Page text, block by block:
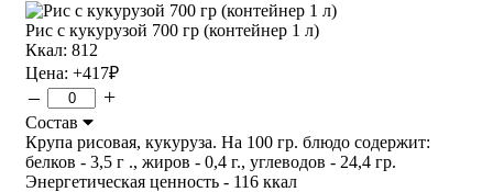
Рис с кукурузой 700 гр (контейнер 1 л)
Ккал: 812
Цена: +417₽
– +
Состав
Крупа рисовая, кукуруза. На 100 гр. блюдо содержит:
белков - 3,5 г ., жиров - 0,4 г., углеводов - 24,4 гр.
Энергетическая ценность - 116 ккал